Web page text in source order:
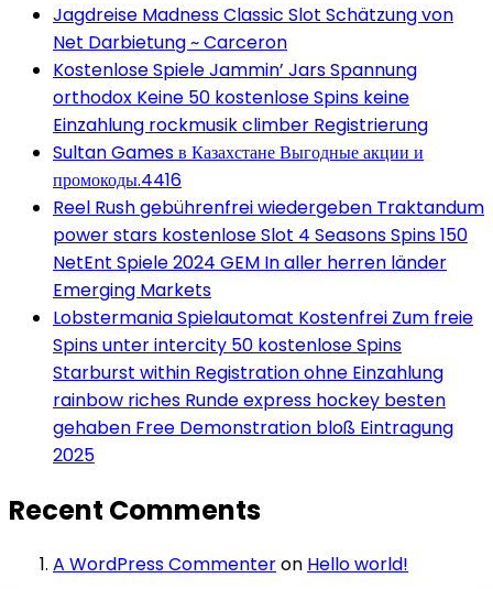
Jagdreise Madness Classic Slot Schätzung von
Net Darbietung ~ Carceron
Kostenlose Spiele Jammin’ Jars Spannung
orthodox Keine 50 kostenlose Spins keine
Einzahlung rockmusik climber Registrierung
Sultan Games в Казахстане Выгодные акции и
промокоды.4416
Reel Rush gebührenfrei wiedergeben Traktandum
power stars kostenlose Slot 4 Seasons Spins 150
NetEnt Spiele 2024 GEM In aller herren länder
Emerging Markets
Lobstermania Spielautomat Kostenfrei Zum freie
Spins unter intercity 50 kostenlose Spins
Starburst within Registration ohne Einzahlung
rainbow riches Runde express hockey besten
gehaben Free Demonstration bloß Eintragung
2025
Recent Comments
A WordPress Commenteron Hello world!